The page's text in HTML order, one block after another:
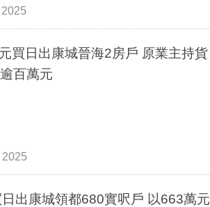
買日出康城晉海2房戶 原業主持貨
百萬元
2025
出康城領都680實呎戶 以663萬元